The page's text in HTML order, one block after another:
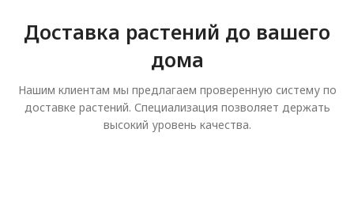
Доставка растений до вашего
дома
Нашим клиентам мы предлагаем проверенную систему по
доставке растений. Специализация позволяет держать
высокий уровень качества.